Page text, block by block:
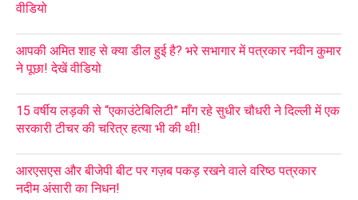
वीडियो
आपकी अमित शाह से क्या डील हुई है? भरे सभागार में पत्रकार नवीन कुमार
ने पूछा! देखें वीडियो
15 वर्षीय लड़की से “एकाउंटेबिलिटी” माँग रहे सुधीर चौधरी ने दिल्ली में एक
सरकारी टीचर की चरित्र हत्या भी की थी!
आरएसएस और बीजेपी बीट पर गज़ब पकड़ रखने वाले वरिष्ठ पत्रकार
नदीम अंसारी का निधन!